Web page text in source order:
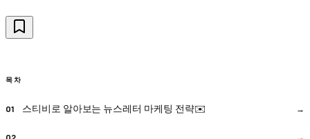
목차
스티비로 알아보는 뉴스레터 마케팅 전략✉️